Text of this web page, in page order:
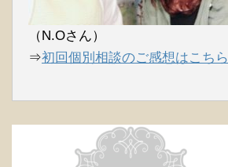
（N.Oさん）
⇒初回個別相談のご感想はこちら